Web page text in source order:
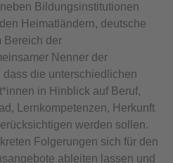
Bildungsinstitutionen
Heimatländern, deutsche
Bereich der
Nenner der
dass die unterschiedlichen
in Hinblick auf Beruf,
Lernkompetenzen, Herkunft
werden sollen.
Folgerungen sich für den
ableiten lassen und